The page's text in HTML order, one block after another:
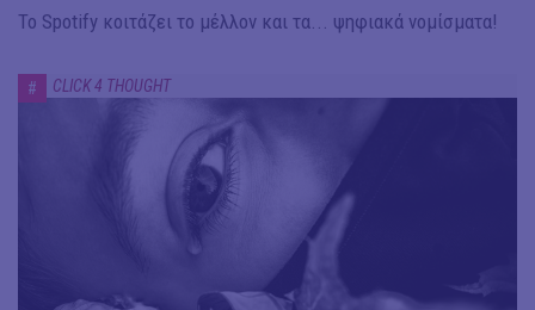
To Spotify κοιτάζει το μέλλον και τα... ψηφιακά νομίσματα!
# CLICK 4 THOUGHT